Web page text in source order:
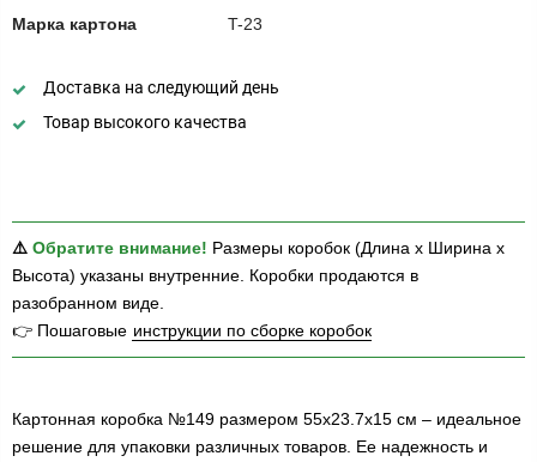
Марка картона
T-23
Доставка на следующий день
Товар высокого качества
⚠️ Обратите внимание! Размеры коробок (Длина х Ширина х
Высота) указаны внутренние. Коробки продаются в
разобранном виде.
👉 Пошаговые инструкции по сборке коробок
Картонная коробка №149 размером 55х23.7х15 см – идеальное
решение для упаковки различных товаров. Ее надежность и